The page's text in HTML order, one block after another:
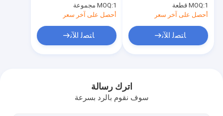
MOQ:1 مجموعة
أحصل على آخر سعر
ﺎﺘﺼﻟ ﺍﻶﻧ
MOQ:1 قطعة
أحصل على آخر سعر
ﺎﺘﺼﻟ ﺍﻶﻧ
اترك رسالة
سوف نقوم بالرد بسرعة